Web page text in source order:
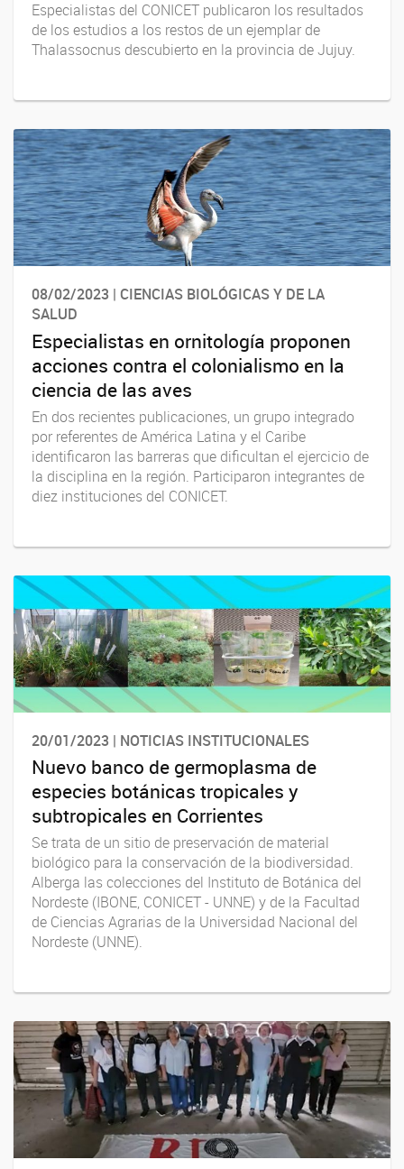
Especialistas del CONICET publicaron los resultados
de los estudios a los restos de un ejemplar de
Thalassocnus descubierto en la provincia de Jujuy.
08/02/2023 | CIENCIAS BIOLÓGICAS Y DE LA
SALUD
Especialistas en ornitología proponen
acciones contra el colonialismo en la
ciencia de las aves
En dos recientes publicaciones, un grupo integrado
por referentes de América Latina y el Caribe
identificaron las barreras que dificultan el ejercicio de
la disciplina en la región. Participaron integrantes de
diez instituciones del CONICET.
20/01/2023 | NOTICIAS INSTITUCIONALES
Nuevo banco de germoplasma de
especies botánicas tropicales y
subtropicales en Corrientes
Se trata de un sitio de preservación de material
biológico para la conservación de la biodiversidad.
Alberga las colecciones del Instituto de Botánica del
Nordeste (IBONE, CONICET - UNNE) y de la Facultad
de Ciencias Agrarias de la Universidad Nacional del
Nordeste (UNNE).